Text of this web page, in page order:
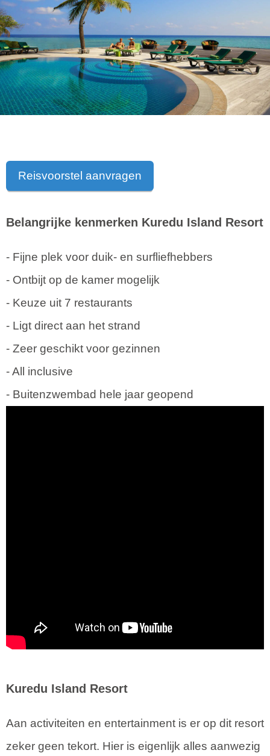
Reisvoorstel aanvragen
Belangrijke kenmerken Kuredu Island Resort
- Fijne plek voor duik- en surfliefhebbers
- Ontbijt op de kamer mogelijk
- Keuze uit 7 restaurants
- Ligt direct aan het strand
- Zeer geschikt voor gezinnen
- All inclusive
- Buitenzwembad hele jaar geopend
Kuredu Island Resort
Aan activiteiten en entertainment is er op dit resort
zeker geen tekort. Hier is eigenlijk alles aanwezig